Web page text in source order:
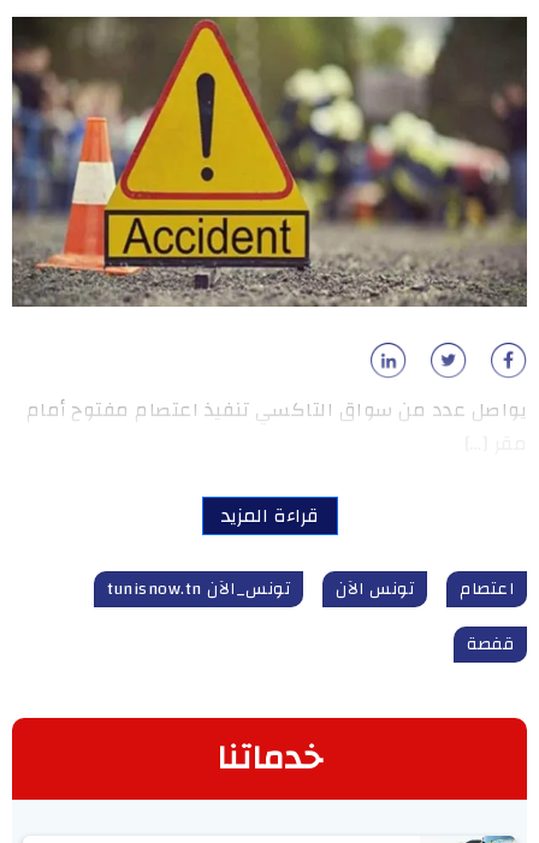
يواصل عدد من سواق التاكسي تنفيذ اعتصام مفتوح أمام
قراءة المزيد
اعتصام تونس الآن
تونس_الآن tunisnow.tn
قفصة
خدماتنا